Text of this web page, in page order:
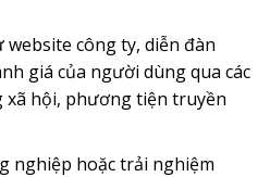
website công ty, diễn đàn
giá của người dùng qua các
hội, phương tiện truyền
nghiệp hoặc trải nghiệm